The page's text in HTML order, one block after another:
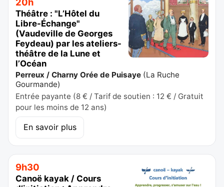
Théâtre : "L’Hôtel du
Libre-Échange"
(Vaudeville de Georges
Feydeau) par les ateliers-
théâtre de la Lune et
l’Océan
Perreux / Charny Orée de Puisaye (La Ruche
Gourmande)
Entrée payante (8 € / Tarif de soutien : 12 € / Gratuit
pour les moins de 12 ans)
En savoir plus
9h30
Canoë kayak / Cours